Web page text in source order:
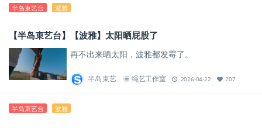
半岛束艺台 波雅
【半岛束艺台】【波雅】太阳晒屁股了
再不出来晒太阳，波雅都发霉了。
半岛束艺 绳艺工作室 2026-04-22 207
半岛束艺台 波雅